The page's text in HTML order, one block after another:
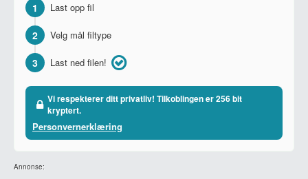
1 Last opp fil
2 Velg mål filtype
3 Last ned filen!
Vi respekterer ditt privatliv! Tilkoblingen er 256 bit
kryptert.
Personvernerklæring
Annonse: